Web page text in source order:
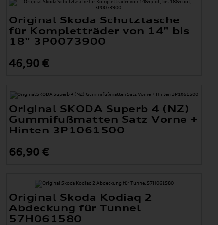
Original Skoda Schutztasche
für Kompletträder von 14" bis
18" 3P0073900
46,90 €
Original SKODA Superb 4 (NZ)
Gummifußmatten Satz Vorne +
Hinten 3P1061500
66,90 €
Original Skoda Kodiaq 2
Abdeckung für Tunnel
57H061580